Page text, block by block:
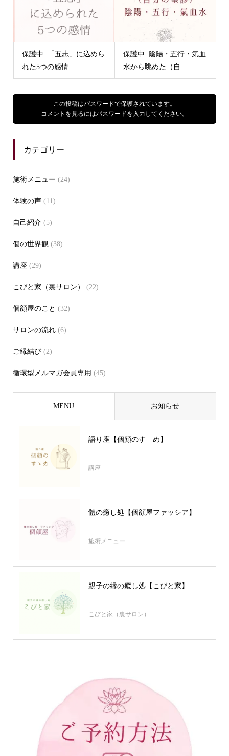
保護中: 「五志」に込めら
れた5つの感情
保護中: 陰陽・五行・気血
水から眺めた（自...
この投稿はパスワードで保護されています。
コメントを見るにはパスワードを入力してください。
カテゴリー
施術メニュー (24)
体験の声(11)
自己紹介(5)
個の世界観(38)
講座 (29)
こびと家（裏サロン） (22)
個顔屋のこと (32)
サロンの流れ(6)
ご縁結び(2)
循環型メルマガ会員専用 (45)
MENU お知らせ
語り座【個顔のすゝめ】
講座
體の癒し処【個顔屋ファッシア】
施術メニュー
親子の縁の癒し処【こびと家】
こびと家（裏サロン）